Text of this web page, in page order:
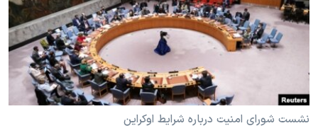
فرهنگ و زندگی
حقوق شهروندی
اسرائیل در جنگ
مستندها
انتخابات ریاست جمهوری آمریکا ۲۰۲۴
حمله جمهوری اسلامی به اسرائیل
ورزش زنان در ایران
دنبال کنید
زبانهای مختلف
نشست شورای امنیت درباره شرایط اوکراین